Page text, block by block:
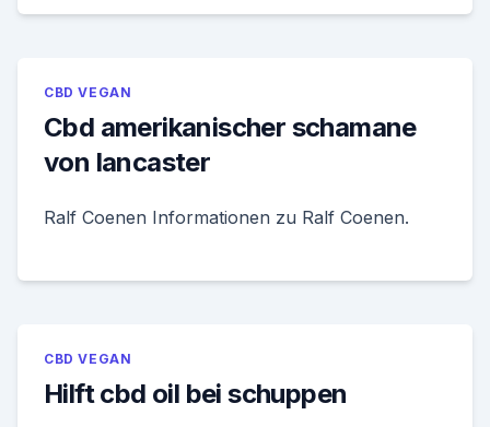
CBD VEGAN
Cbd amerikanischer schamane
von lancaster
Ralf Coenen Informationen zu Ralf Coenen.
CBD VEGAN
Hilft cbd oil bei schuppen